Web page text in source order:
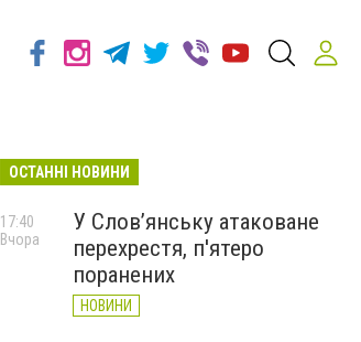
ОСТАННІ НОВИНИ
У Слов’янську атаковане
перехрестя, п'ятеро
поранених
НОВИНИ
17:40
Вчора